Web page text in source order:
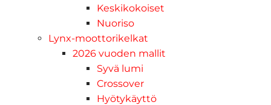
Keskikokoiset
Nuoriso
Lynx-moottorikelkat
2026 vuoden mallit
Syvä lumi
Crossover
Hyötykäyttö